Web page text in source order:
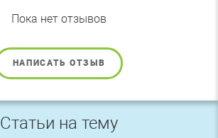
Пока нет отзывов
НАПИСАТЬ ОТЗЫВ
Статьи на тему